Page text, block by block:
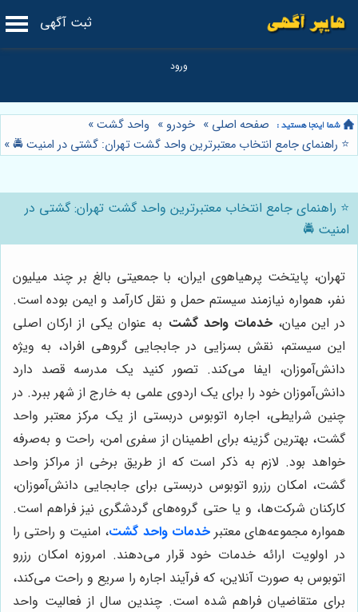
ثبت آگهی
صفحه اصلی » خودرو » واحد گشت»
⭐️ راهنمای جامع انتخاب معتبرترین واحد گشت تهران: گشتی در امنیت 🚔»
⭐️ راهنمای جامع انتخاب معتبرترین واحد گشت تهران: گشتی در
امنیت 🚔
تهران، پایتخت پرهیاهوی ایران، با جمعیتی بالغ بر چند میلیون
نفر، همواره نیازمند سیستم حمل و نقل کارآمد و ایمن بوده است.
در این میان،خدمات واحد گشت به عنوان یکی از ارکان اصلی
این سیستم، نقش بسزایی در جابجایی گروهی افراد، به ویژه
دانش‌آموزان، ایفا می‌کند. تصور کنید یک مدرسه قصد دارد
دانش‌آموزان خود را برای یک اردوی علمی به خارج از شهر ببرد. در
چنین شرایطی، اجاره اتوبوس دربستی از یک مرکز معتبر واحد
گشت، بهترین گزینه برای اطمینان از سفری امن، راحت و به‌صرفه
خواهد بود. لازم به ذکر است که از طریق برخی از مراکز واحد
گشت، امکان رزرو اتوبوس دربستی برای جابجایی دانش‌آموزان،
کارکنان شرکت‌ها، و یا حتی گروه‌های گردشگری نیز فراهم است.
همواره مجموعه‌های معتبرخدمات واحد گشت، امنیت و راحتی را
در اولویت ارائه خدمات خود قرار می‌دهند. امروزه امکان رزرو
اتوبوس به صورت آنلاین، که فرآیند اجاره را سریع و راحت می‌کند،
برای متقاضیان فراهم شده است. چندین سال از فعالیت واحد